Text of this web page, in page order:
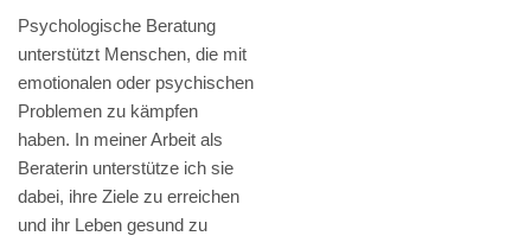
Psychologische Beratung
unterstützt Menschen, die mit
emotionalen oder psychischen
Problemen zu kämpfen
haben. In meiner Arbeit als
Beraterin unterstütze ich sie
dabei, ihre Ziele zu erreichen
und ihr Leben gesund zu